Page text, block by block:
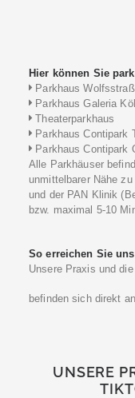
Hier können Sie
Parkhaus
Parkhaus Galeria
Theaterparkhaus
Parkhaus Contipark
Parkhaus Contipark
Alle Parkhäuser
unmittelbarer Nähe
und der PAN Klinik
bzw. maximal 5-10
So erreichen Sie
Unsere Praxis und
befinden sich direkt
UNSERE